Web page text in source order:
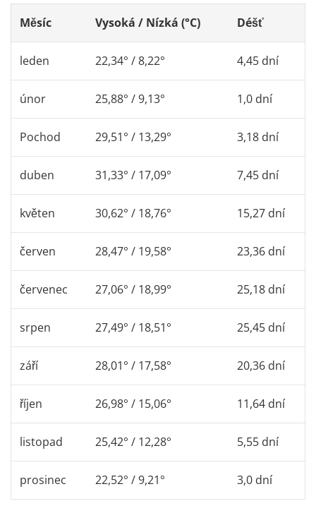
Měsíc Vysoká / Nízká (°C) Déšť
leden 22,34° / 8,22° 4,45 dní
únor 25,88° / 9,13° 1,0 dní
Pochod 29,51° / 13,29° 3,18 dní
duben 31,33° / 17,09° 7,45 dní
květen 30,62° / 18,76° 15,27 dní
červen 28,47° / 19,58° 23,36 dní
červenec 27,06° / 18,99° 25,18 dní
srpen 27,49° / 18,51° 25,45 dní
září 28,01° / 17,58° 20,36 dní
říjen 26,98° / 15,06° 11,64 dní
listopad 25,42° / 12,28° 5,55 dní
prosinec 22,52° / 9,21° 3,0 dní